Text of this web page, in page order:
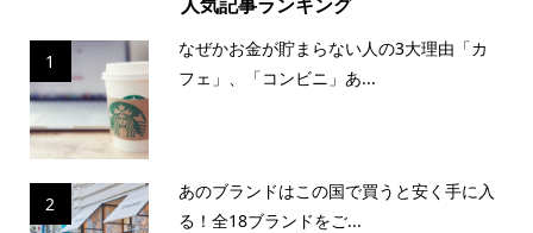
1
なぜかお金が貯まらない人の3大理由「カ
フェ」、「コンビニ」あ...
2
あのブランドはこの国で買うと安く手に入
る！全18ブランドをご...